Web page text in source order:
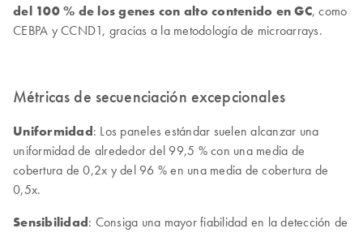
del 100 % de los genes con alto contenido en GC, como
CEBPA y CCND1, gracias a la metodología de microarrays.
Métricas de secuenciación excepcionales
Uniformidad: Los paneles estándar suelen alcanzar una
uniformidad de alrededor del 99,5 % con una media de
cobertura de 0,2x y del 96 % en una media de cobertura de
0,5x.
Sensibilidad: Consiga una mayor fiabilidad en la detección de